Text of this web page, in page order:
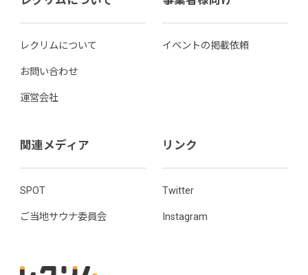
レクリムについて
お問い合わせ
運営会社
イベントの掲載依頼
関連メディア
SPOT
ご当地サウナ委員会
リンク
Twitter
Instagram